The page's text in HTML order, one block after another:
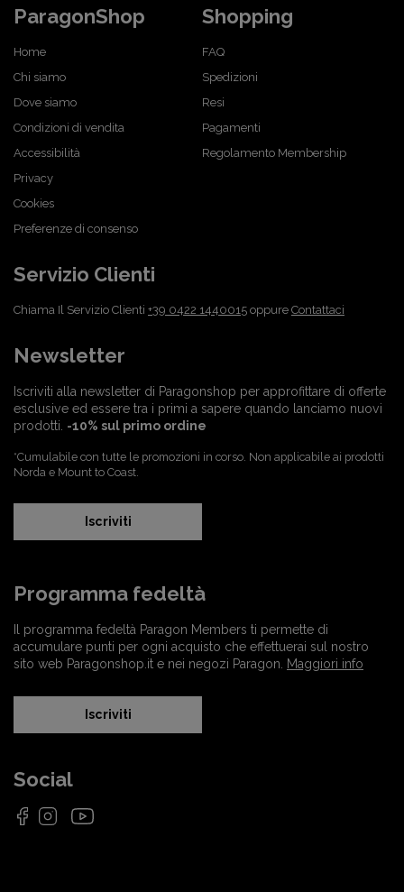
ParagonShop
Home
Chi siamo
Dove siamo
Condizioni di vendita
Accessibilità
Privacy
Cookies
Preferenze di consenso
Shopping
FAQ
Spedizioni
Resi
Pagamenti
Regolamento Membership
Servizio Clienti
Chiama Il Servizio Clienti +39 0422 1440015 oppure Contattaci
Newsletter
Iscriviti alla newsletter di Paragonshop per approfittare di offerte
esclusive ed essere tra i primi a sapere quando lanciamo nuovi
prodotti. -10% sul primo ordine
*Cumulabile con tutte le promozioni in corso. Non applicabile ai prodotti
Norda e Mount to Coast.
Iscriviti
Programma fedeltà
Il programma fedeltà Paragon Members ti permette di
accumulare punti per ogni acquisto che effettuerai sul nostro
sito web Paragonshop.it e nei negozi Paragon.
Maggiori info
Iscriviti
Social